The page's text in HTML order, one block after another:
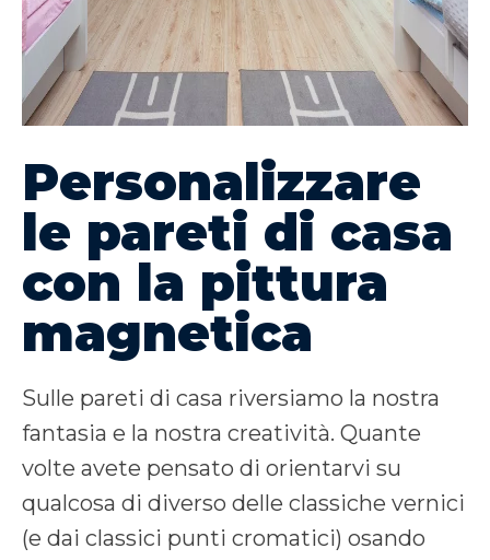
Personalizzare
le pareti di casa
con la pittura
magnetica
Sulle pareti di casa riversiamo la nostra
fantasia e la nostra creatività. Quante
volte avete pensato di orientarvi su
qualcosa di diverso delle classiche vernici
(e dai classici punti cromatici) osando